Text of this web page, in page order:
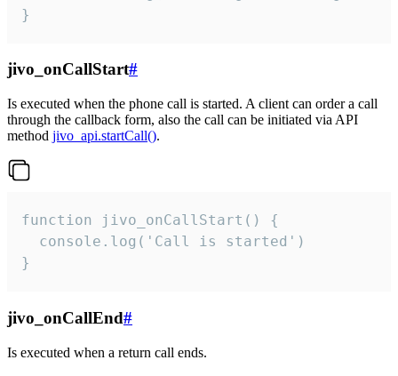
}
jivo_onCallStart#
Is executed when the phone call is started. A client can order a call
through the callback form, also the call can be initiated via API
method jivo_api.startCall().
function jivo_onCallStart() {
  console.log('Call is started')
}
jivo_onCallEnd#
Is executed when a return call ends.